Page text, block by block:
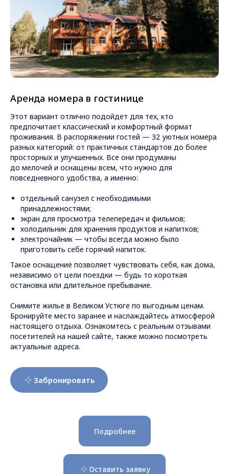
Аренда номера в гостинице
Этот вариант отлично подойдет для тех, кто
предпочитает классический и комфортный формат
проживания. В распоряжении гостей — 32 уютных номера
разных категорий: от практичных стандартов до более
просторных и улучшенных. Все они продуманы
до мелочей и оснащены всем, что нужно для
повседневного удобства, а именно:
отдельный санузел с необходимыми
принадлежностями;
экран для просмотра телепередач и фильмов;
холодильник для хранения продуктов и напитков;
электрочайник — чтобы всегда можно было
приготовить себе горячий напиток.
Такое оснащение позволяет чувствовать себя, как дома,
независимо от цели поездки — будь то короткая
остановка или длительное пребывание.
Снимите жилье в Великом Устюге по выгодным ценам.
Бронируйте место заранее и наслаждайтесь атмосферой
настоящего отдыха. Ознакомтесь с реальным отзывами
посетителей на нашей сайте, также можно посмотреть
актуальные адреса.
Забронировать
Подробнее
Оставить заявку